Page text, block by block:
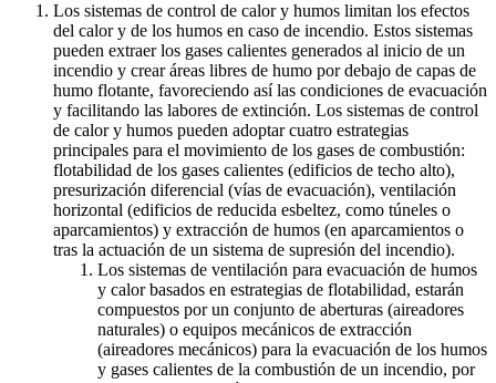
Los sistemas de control de calor y humos limitan los efectos
del calor y de los humos en caso de incendio. Estos sistemas
pueden extraer los gases calientes generados al inicio de un
incendio y crear áreas libres de humo por debajo de capas de
humo flotante, favoreciendo así las condiciones de evacuación
y facilitando las labores de extinción. Los sistemas de control
de calor y humos pueden adoptar cuatro estrategias
principales para el movimiento de los gases de combustión:
flotabilidad de los gases calientes (edificios de techo alto),
presurización diferencial (vías de evacuación), ventilación
horizontal (edificios de reducida esbeltez, como túneles o
aparcamientos) y extracción de humos (en aparcamientos o
tras la actuación de un sistema de supresión del incendio).
Los sistemas de ventilación para evacuación de humos
y calor basados en estrategias de flotabilidad, estarán
compuestos por un conjunto de aberturas (aireadores
naturales) o equipos mecánicos de extracción
(aireadores mecánicos) para la evacuación de los humos
y gases calientes de la combustión de un incendio, por